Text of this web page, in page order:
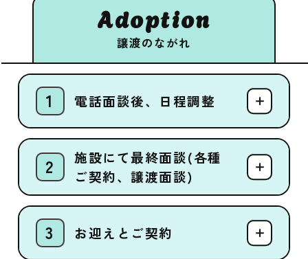
Adoption
譲渡のながれ
電話面談後、日程調整
施設にて最終面談(各種
ご契約、譲渡面談)
お迎えとご契約